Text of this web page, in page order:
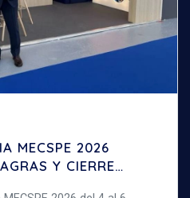
MECSPE 2026
Y CIERRES